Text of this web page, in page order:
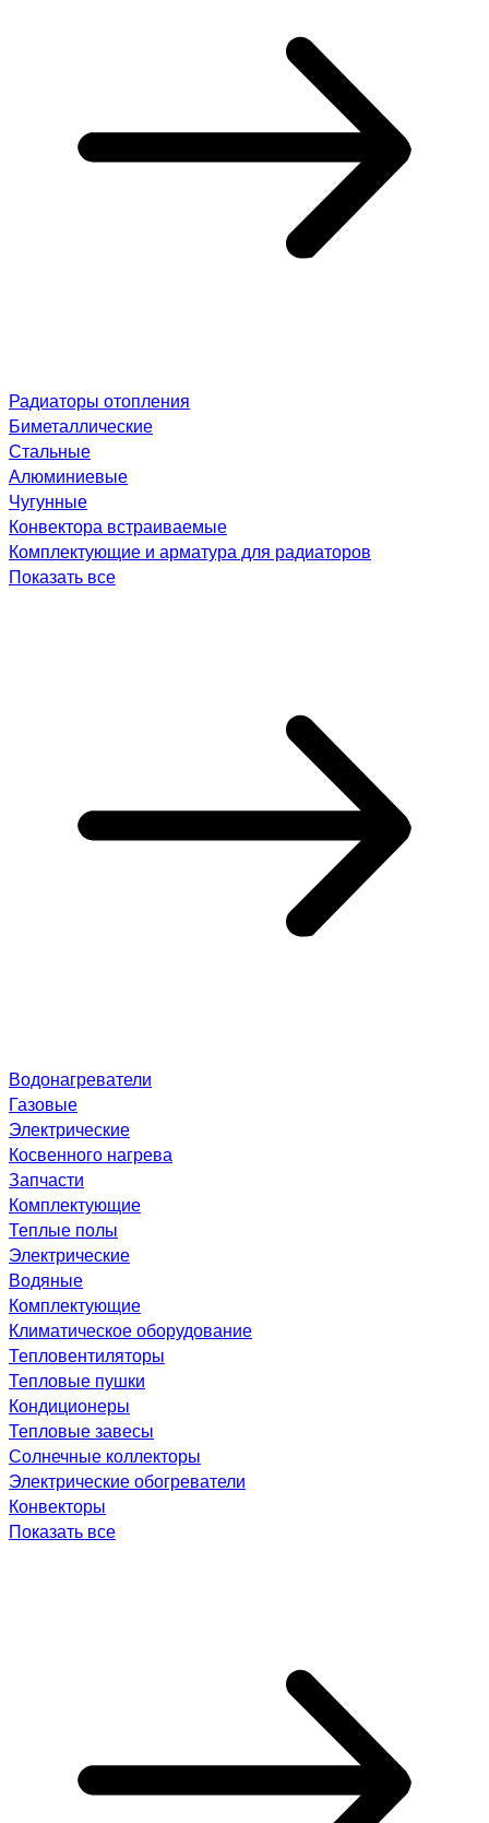
Радиаторы отопления
Биметаллические
Стальные
Алюминиевые
Чугунные
Конвектора встраиваемые
Комплектующие и арматура для радиаторов
Показать все
Водонагреватели
Газовые
Электрические
Косвенного нагрева
Запчасти
Комплектующие
Теплые полы
Электрические
Водяные
Комплектующие
Климатическое оборудование
Тепловентиляторы
Тепловые пушки
Кондиционеры
Тепловые завесы
Солнечные коллекторы
Электрические обогреватели
Конвекторы
Показать все